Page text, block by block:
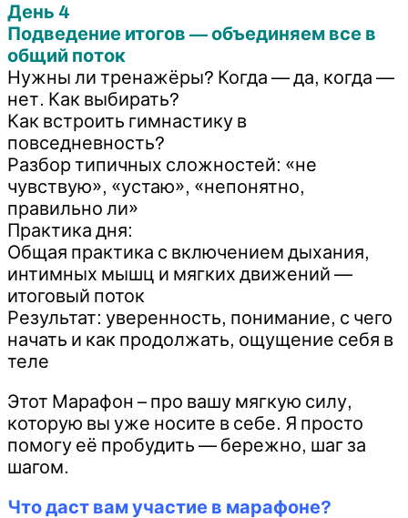
День 4
Подведение итогов — объединяем все в
общий поток
Нужны ли тренажёры? Когда — да, когда —
нет. Как выбирать?
Как встроить гимнастику в
повседневность?
Разбор типичных сложностей: «не
чувствую», «устаю», «непонятно,
правильно ли»
Практика дня:
Общая практика с включением дыхания,
интимных мышц и мягких движений —
итоговый поток
Результат: уверенность, понимание, с чего
начать и как продолжать, ощущение себя в
теле
Этот Марафон – про вашу мягкую силу,
которую вы уже носите в себе. Я просто
помогу её пробудить — бережно, шаг за
шагом.
Что даст вам участие в марафоне?